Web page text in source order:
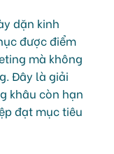
dặn kinh
được điểm
mà không
Đây là giải
khâu còn hạn
đạt mục tiêu